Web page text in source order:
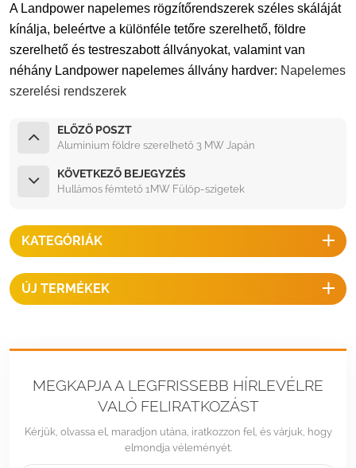
A Landpower napelemes rögzítőrendszerek széles skáláját
kínálja, beleértve a különféle tetőre szerelhető, földre
szerelhető és testreszabott állványokat, valamint van
néhány Landpower napelemes állvány hardver: Napelemes
szerelési rendszerek
ELŐZŐ POSZT
Alumínium földre szerelhető 3 MW Japán
KÖVETKEZŐ BEJEGYZÉS
Hullámos fémtető 1MW Fülöp-szigetek
KATEGÓRIÁK
ÚJ TERMÉKEK
MEGKAPJA A LEGFRISSEBB HÍRLEVÉLRE
VALÓ FELIRATKOZÁST
Kérjük, olvassa el, maradjon utána, iratkozzon fel, és várjuk, hogy
elmondja véleményét.